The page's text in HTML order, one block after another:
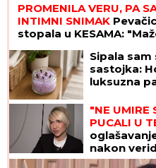
PROMENILA VERU, PA
INTIMNI SNIMAK
stopala u KESAMA:
Sipala
sastojka:
luksuzna
"NE UMIRE
PUCALI U
nakon
"Znali su